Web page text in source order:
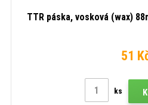
TTR páska, vosková (wax)
51
ks